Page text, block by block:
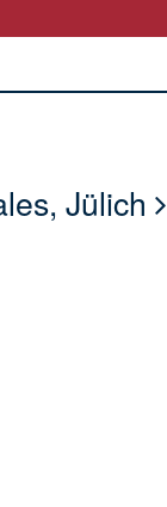
Jülich